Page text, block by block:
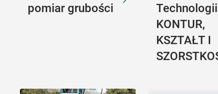
pomiar grubości
KONTUR,
KSZTAŁT I